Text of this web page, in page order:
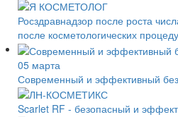
Росздравнадзор после роста
после косметологических
05 марта
Современный и эффективный
Scarlet RF - безопасный и